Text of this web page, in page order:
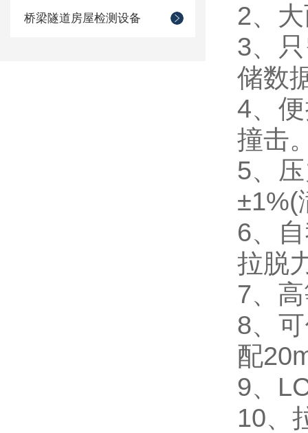
桥梁隧道房屋检测设备
2、
3、
储数
4、
撞击
5、
±1%(
6、
拉脱
7、
8、
配
9、
10、